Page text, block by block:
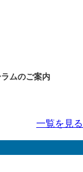
ムのご案内
一覧を見る